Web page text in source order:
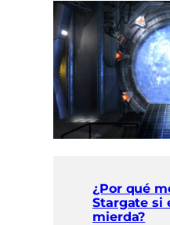
¿Por qué
Stargate si
mierda?